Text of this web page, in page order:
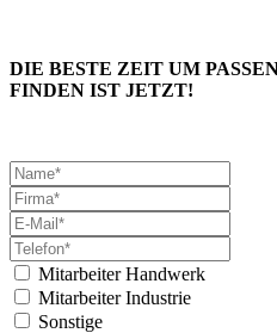
DIE BESTE ZEIT UM
FINDEN IST JETZT!
Mitarbeiter Handwerk
Mitarbeiter Industrie
Sonstige